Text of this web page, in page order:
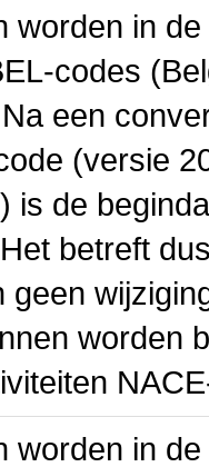
worden in
codes
een
(versie
is de
betreft
geen
worden
worden in